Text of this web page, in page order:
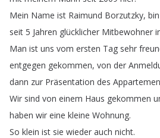
Mein Name ist Raimund Borzutzky, bin
seit 5 Jahren glücklicher Mitbewohner
Man ist uns vom ersten Tag sehr
entgegen gekommen, von der
dann zur Präsentation des
Wir sind von einem Haus gekommen
haben wir eine kleine Wohnung.
So klein ist sie wieder auch nicht.